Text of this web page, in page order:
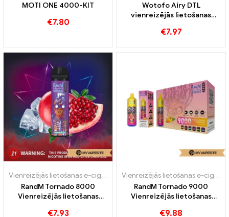
MOTI ONE 4000-KIT
€7.80
Wotofo Airy DTL
vienreizējās lietošanas
vienreizējās lietošanas e-
€7.97
Vienreizējās lietošanas e-cigaretes
RandM Tornado 8000
Vienreizējās lietošanas
€7.93
Vienreizējās lietošanas e-cigaretes
RandM Tornado 9000
Vienreizējās lietošanas
€9.88